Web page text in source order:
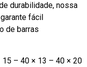
durabilidade, nossa
fácil
de barras
– 40 × 13 – 40 × 20